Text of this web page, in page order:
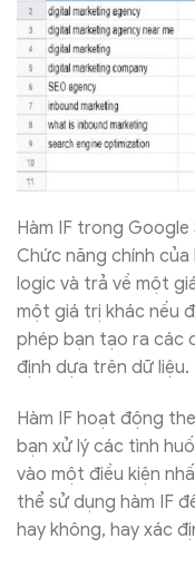
Hàm IF trong
Chức năng chính của
logic và trả về một
một giá trị khác nếu
phép bạn tạo ra các
định dựa trên dữ liệu.
Hàm IF hoạt động
bạn xử lý các tình
vào một điều kiện
thể sử dụng hàm IF
hay không, hay xác